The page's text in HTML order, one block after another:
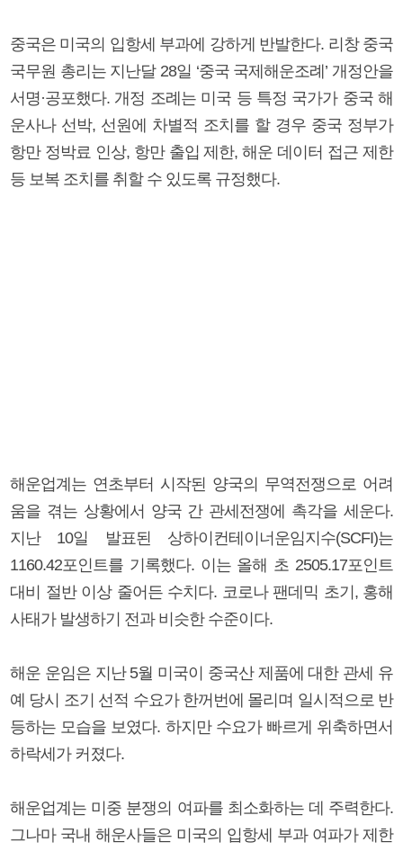
중국은 미국의 입항세 부과에 강하게 반발한다. 리창 중국
국무원 총리는 지난달 28일 ‘중국 국제해운조례’ 개정안을
서명·공포했다. 개정 조례는 미국 등 특정 국가가 중국 해
운사나 선박, 선원에 차별적 조치를 할 경우 중국 정부가
항만 정박료 인상, 항만 출입 제한, 해운 데이터 접근 제한
등 보복 조치를 취할 수 있도록 규정했다.
해운업계는 연초부터 시작된 양국의 무역전쟁으로 어려
움을 겪는 상황에서 양국 간 관세전쟁에 촉각을 세운다.
지난 10일 발표된 상하이컨테이너운임지수(SCFI)는
1160.42포인트를 기록했다. 이는 올해 초 2505.17포인트
대비 절반 이상 줄어든 수치다. 코로나 팬데믹 초기, 홍해
사태가 발생하기 전과 비슷한 수준이다.
해운 운임은 지난 5월 미국이 중국산 제품에 대한 관세 유
예 당시 조기 선적 수요가 한꺼번에 몰리며 일시적으로 반
등하는 모습을 보였다. 하지만 수요가 빠르게 위축하면서
하락세가 커졌다.
해운업계는 미중 분쟁의 여파를 최소화하는 데 주력한다.
그나마 국내 해운사들은 미국의 입항세 부과 여파가 제한